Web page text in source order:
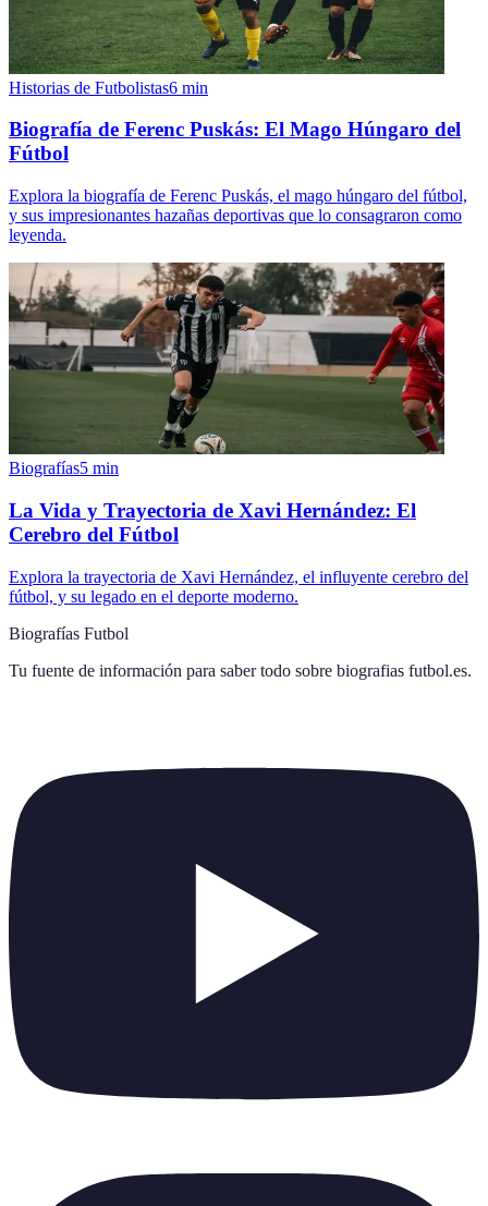
Historias de Futbolistas6 min
Biografía de Ferenc Puskás: El Mago Húngaro del
Fútbol
Explora la biografía de Ferenc Puskás, el mago húngaro del fútbol,
y sus impresionantes hazañas deportivas que lo consagraron como
leyenda.
Biografías5 min
La Vida y Trayectoria de Xavi Hernández: El
Cerebro del Fútbol
Explora la trayectoria de Xavi Hernández, el influyente cerebro del
fútbol, y su legado en el deporte moderno.
Biografías Futbol
Tu fuente de información para saber todo sobre biografias futbol.es.